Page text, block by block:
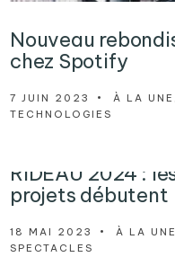
Nouveau
chez Spotify
7 JUIN 2023 • À LA UNE
TECHNOLOGIES
RIDEAU 2024 :
projets débutent
18 MAI 2023 • À LA UNE
SPECTACLES